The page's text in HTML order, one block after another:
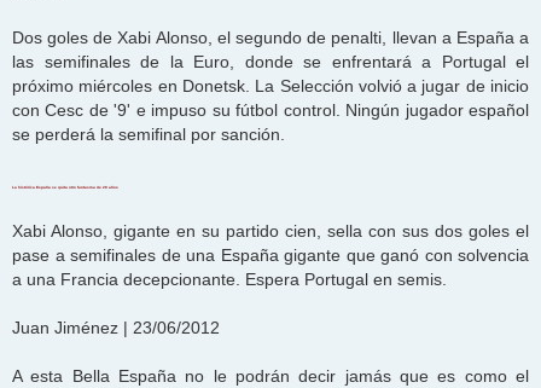
Dos goles de Xabi Alonso, el segundo de penalti, llevan a España a
las semifinales de la Euro, donde se enfrentará a Portugal el
próximo miércoles en Donetsk. La Selección volvió a jugar de inicio
con Cesc de '9' e impuso su fútbol control. Ningún jugador español
se perderá la semifinal por sanción.
La histórica España se quita otro fantasma de 28 años
Xabi Alonso, gigante en su partido cien, sella con sus dos goles el
pase a semifinales de una España gigante que ganó con solvencia
a una Francia decepcionante. Espera Portugal en semis.
Juan Jiménez | 23/06/2012
A esta Bella España no le podrán decir jamás que es como el